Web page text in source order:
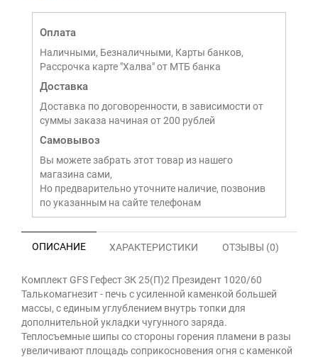
Оплата
Наличными, Безналичными, Карты банков,
Рассрочка карте "Халва" от МТБ банка
Доставка
Доставка по договоренности, в зависимости от
суммы заказа начиная от 200 рублей
Самовывоз
Вы можете забрать этот товар из нашего
магазина сами,
Но предварительно уточните наличие, позвонив
по указанным на сайте телефонам
ОПИСАНИЕ ХАРАКТЕРИСТИКИ ОТЗЫВЫ (0)
Комплект GFS Гефест ЗК 25(П)2 Президент 1020/60
Талькомагнезит - печь с усиленной каменкой большей
массы, с единым углублением внутрь топки для
дополнительной укладки чугунного заряда.
Теплосъемные шипы со стороны горения пламени в разы
увеличивают площадь соприкосновения огня с каменкой